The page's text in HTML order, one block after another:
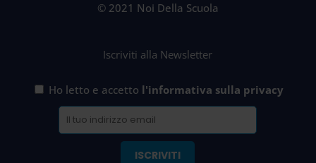
© 2021 Noi Della Scuola
Iscriviti alla Newsletter
Ho letto e accetto l'informativa sulla privacy